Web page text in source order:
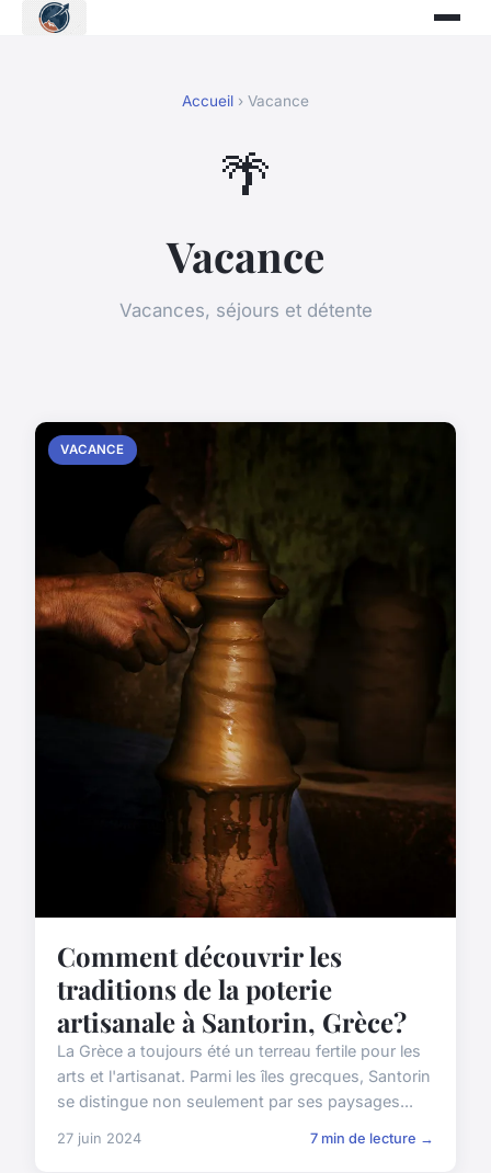
Accueil › Vacance
🌴
Vacance
Vacances, séjours et détente
VACANCE
Comment découvrir les
traditions de la poterie
artisanale à Santorin, Grèce?
La Grèce a toujours été un terreau fertile pour les
arts et l'artisanat. Parmi les îles grecques, Santorin
se distingue non seulement par ses paysages...
27 juin 2024 7 min de lecture →